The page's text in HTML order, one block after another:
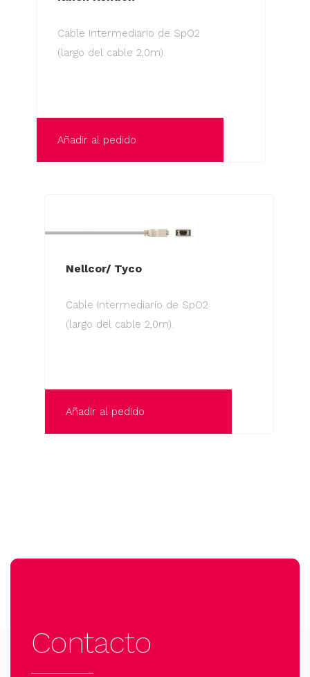
Cable Intermediario de SpO2
(largo del cable 2,0m).
Añadir al pedido
Nellcor/ Tyco
Cable Intermediario de SpO2
(largo del cable 2,0m).
Añadir al pedido
Contacto